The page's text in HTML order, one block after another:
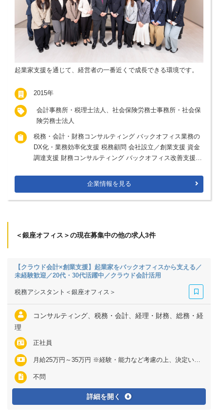
起業家支援を通じて、経営者の一番近くで成長できる環境です。
2015年
会計事務所・税理士法人、社会保険労務士事務所・社会保
険労務士法人
税務・会計・財務コンサルティング バックオフィス業務の
DX化・業務効率化支援 税務顧問 会社設立／創業支援 資金
調達支援 財務コンサルティング バックオフィス改善支援
企業情報を見る
＜銀座オフィス＞の現在募集中の他の求人3件
【クラウド会計×創業支援】起業家をバックオフィスから支える／
未経験歓迎／20代・30代活躍中／クラウド会計活用
税務アシスタント＜銀座オフィス＞
コンサルティング、税務・会計、経理・財務、総務・経
理
正社員
月給25万円～35万円 ※経験・能力など考慮の上、決定いたします ※上記に固定残業代（月26～40時間分＝4万2210円～8万3340円）を含む ※超過分は別途全額支給
不問
詳細を開く